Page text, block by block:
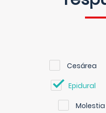
Cesárea
Epidural
Molestia